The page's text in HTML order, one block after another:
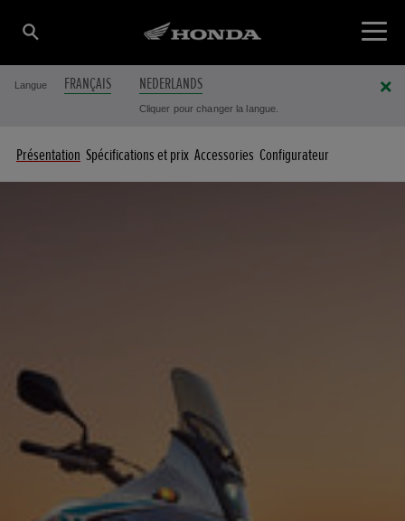
Langue FRANÇAIS NEDERLANDS
Cliquer pour changer la langue.
Présentation Spécifications et prix Accessories Configurateur